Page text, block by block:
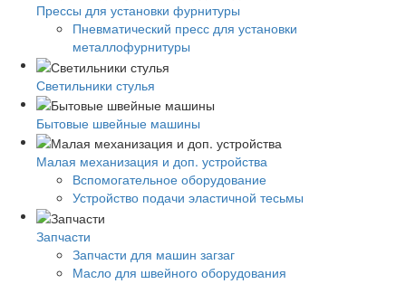
Прессы для установки фурнитуры
Пневматический пресс для установки
металлофурнитуры
Светильники стулья
Бытовые швейные машины
Малая механизация и доп. устройства
Вспомогательное оборудование
Устройство подачи эластичной тесьмы
Запчасти
Запчасти для машин загзаг
Масло для швейного оборудования